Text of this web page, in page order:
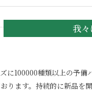
我
100000種類以上の予備
ります。持続的に新品を